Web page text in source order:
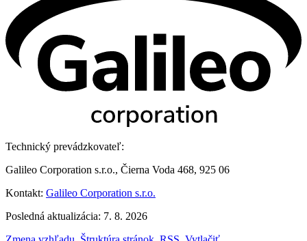
Technický prevádzkovateľ:
Galileo Corporation s.r.o., Čierna Voda 468, 925 06
Kontakt: Galileo Corporation s.r.o.
Posledná aktualizácia: 7. 8. 2026